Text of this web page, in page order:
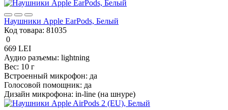
Наушники Apple EarPods, Белый
Код товара: 81035
0
669 LEI
Аудио разъемы: lightning
Вес: 10 г
Встроенный микрофон: да
Голосовой помощник: да
Дизайн микрофона: in-line (на шнуре)